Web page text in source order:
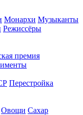
Монархи Музыканты
Режиссёры
премия
Перестройка
Овощи Сахар